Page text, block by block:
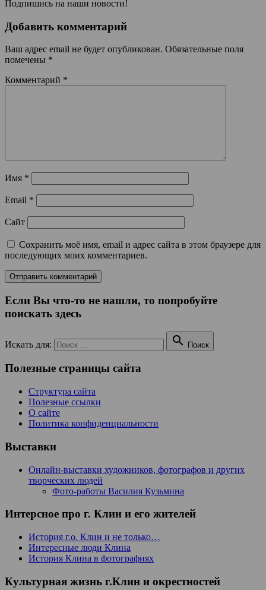
Подпишись на наши новости!
Добавить комментарий
Ваш адрес email не будет опубликован. Обязательные поля
помечены *
Комментарий *
Имя *
Email *
Сайт
Сохранить моё имя, email и адрес сайта в этом браузере для
последующих моих комментариев.
Если Вы что-то не нашли, то попробуйте
поискать здесь
Искать для:  Поиск
Полезные страницы сайта
Структура сайта
Полезные ссылки
О сайте
Политика конфиденциальности
Выставки
Онлайн-выставки художников, фотографов и других
творческих людей
Фото-работы Василия Кузьмина
Интерсное про г. Клин и его жителей
История г.о. Клин и не только…
Интересные люди Клина
История Клина в фотографиях
Культурная жизнь г.Клин и окрестностей